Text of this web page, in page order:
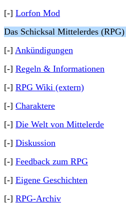
[-] Lorfon Mod
Das Schicksal Mittelerdes (RPG)
[-] Ankündigungen
[-] Regeln & Informationen
[-] RPG Wiki (extern)
[-] Charaktere
[-] Die Welt von Mittelerde
[-] Diskussion
[-] Feedback zum RPG
[-] Eigene Geschichten
[-] RPG-Archiv